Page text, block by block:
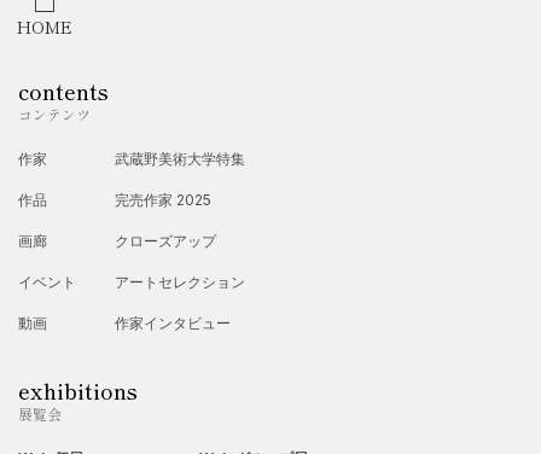
HOME
contents
コンテンツ
作家
作品
画廊
イベント
動画
武蔵野美術大学特集
完売作家 2025
クローズアップ
アートセレクション
作家インタビュー
exhibitions
展覧会